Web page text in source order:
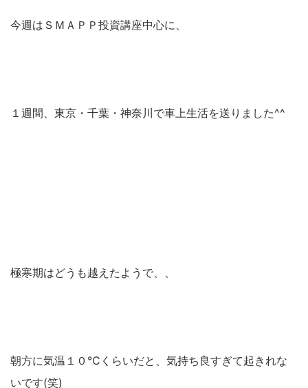
今週はＳＭＡＰＰ投資講座中心に、
１週間、東京・千葉・神奈川で車上生活を送りました^^
極寒期はどうも越えたようで、、
朝方に気温１０℃くらいだと、気持ち良すぎて起きれな
いです(笑)